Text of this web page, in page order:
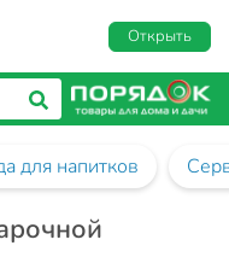
Открыть
для напитков